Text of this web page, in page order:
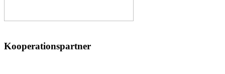
Kooperationspartner